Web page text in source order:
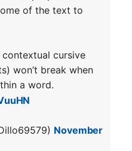
of the text to
cursive
won’t break when
a word.
November